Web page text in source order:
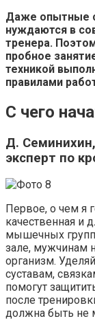
Даже опытные
нуждаются в
тренера.
пробное
техникой
правилами
С чего
Д.
эксперт по
Первое, о чем я
качественная и
мышечных
зале, мужчинам
организм.
суставам,
помогут
после
должна быть не